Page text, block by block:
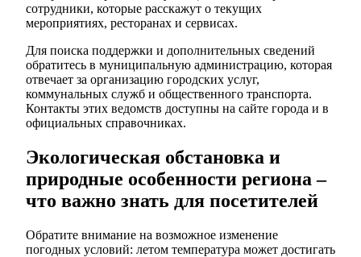
сотрудники, которые расскажут о текущих
мероприятиях, ресторанах и сервисах.
Для поиска поддержки и дополнительных сведений
обратитесь в муниципальную администрацию, которая
отвечает за организацию городских услуг,
коммунальных служб и общественного транспорта.
Контакты этих ведомств доступны на сайте города и в
официальных справочниках.
Экологическая обстановка и
природные особенности региона –
что важно знать для посетителей
Обратите внимание на возможное изменение
погодных условий: летом температура может достигать